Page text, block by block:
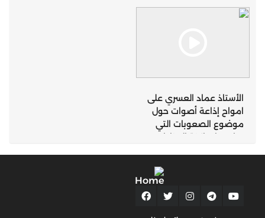
الأستاذ عماد العسري على
امواح إذاعة أصوات حول
موضوع الصعوبات التي
تواجهها ساكنة المناطق